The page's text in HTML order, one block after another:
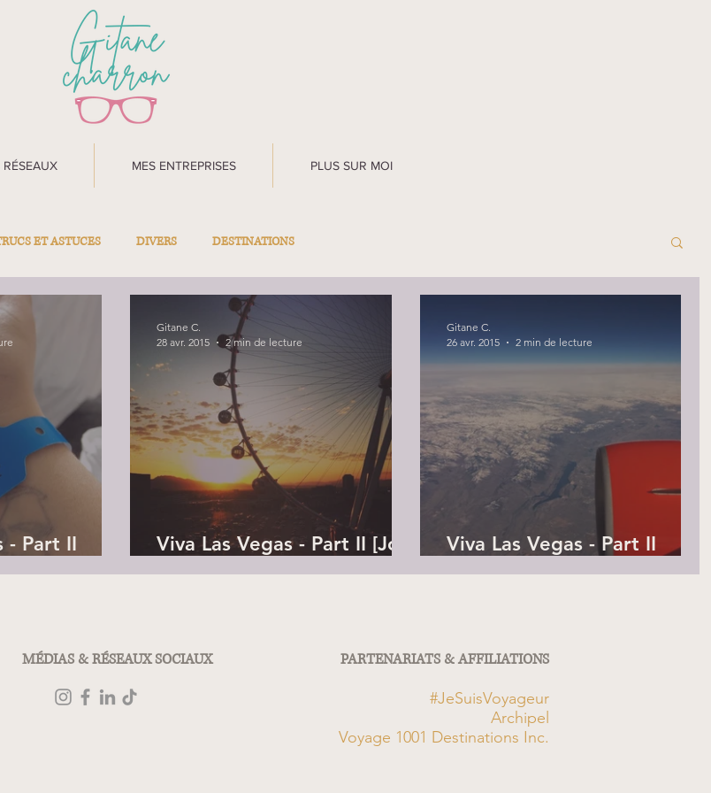
RÉSEAUX MES ENTREPRISES PLUS SUR MOI
ET ASTUCES DIVERS DESTINATIONS
- Part II
Viva Las Vegas - Part II [Jour
Gitane C.
28 avr. 2015
2 min de lecture
Viva Las Vegas - Part II
Gitane C.
26 avr. 2015
2 min de lecture
MÉDIAS & RÉSEAUX SOCIAUX
PARTENARIATS & AFFILIATIONS
#JeSuisVoyageur
Archipel
Voyage 1001 Destinations Inc.